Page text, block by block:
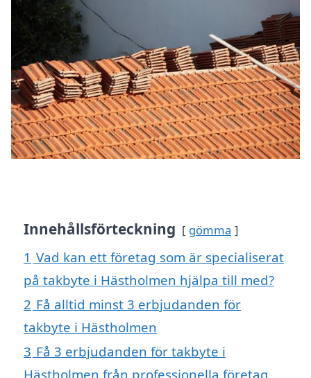
Innehållsförteckning gömma
1 Vad kan ett företag som är specialiserat
på takbyte i Hästholmen hjälpa till med?
2 Få alltid minst 3 erbjudanden för
takbyte i Hästholmen
3 Få 3 erbjudanden för takbyte i
Hästholmen från professionella företag